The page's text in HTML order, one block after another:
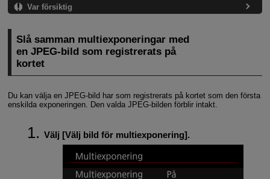
Var försiktig
Slå samman multiexponeringar med
en JPEG-bild som registrerats på
kortet
Du kan välja en JPEG-bild har som registrerats på kortet som den första
enskilda exponeringen. Den valda JPEG-bilden förblir intakt.
Välj [Välj bild för multiexponering].